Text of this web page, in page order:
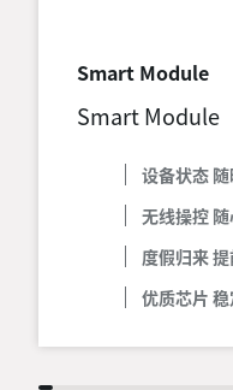
Smart Module
Smart Module
设备状态
无线操控
度假归来
优质芯片